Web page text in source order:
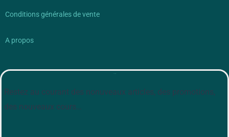
Conditions générales de vente
A propos
Restez au courant des nonuveaux articles, des promotions,
des nouveaux cours…